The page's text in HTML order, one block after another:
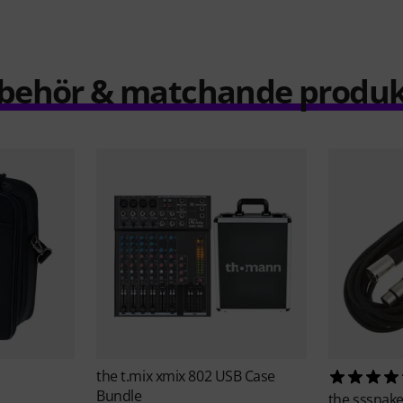
& matchande
the t.mixxmix 802 USB Case
Bundle